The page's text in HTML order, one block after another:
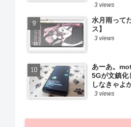
3 views
水月雨って
ス】
3 views
あーあ。
5Gが文鎮化
しなきゃよ
3 views